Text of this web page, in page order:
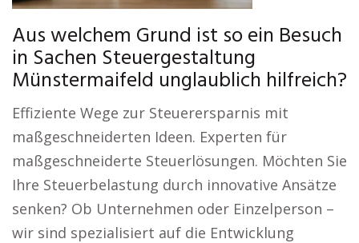
Aus welchem Grund ist so ein Besuch
in Sachen Steuergestaltung
Münstermaifeld unglaublich hilfreich?
Effiziente Wege zur Steuerersparnis mit
maßgeschneiderten Ideen. Experten für
maßgeschneiderte Steuerlösungen. Möchten Sie
Ihre Steuerbelastung durch innovative Ansätze
senken? Ob Unternehmen oder Einzelperson –
wir sind spezialisiert auf die Entwicklung